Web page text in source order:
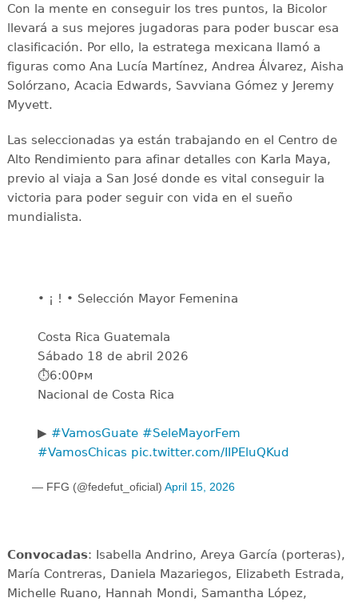
Con la mente en conseguir los tres puntos, la Bicolor
llevará a sus mejores jugadoras para poder buscar esa
clasificación. Por ello, la estratega mexicana llamó a
figuras como Ana Lucía Martínez, Andrea Álvarez, Aisha
Solórzano, Acacia Edwards, Savviana Gómez y Jeremy
Myvett.
Las seleccionadas ya están trabajando en el Centro de
Alto Rendimiento para afinar detalles con Karla Maya,
previo al viaja a San José donde es vital conseguir la
victoria para poder seguir con vida en el sueño
mundialista.
• ¡ ! • Selección Mayor Femenina
Costa Rica Guatemala
️Sábado 18 de abril 2026
⏱️6:00ᴘᴍ
️Nacional de Costa Rica
▶️ #VamosGuate #SeleMayorFem
#VamosChicas pic.twitter.com/IIPEluQKud
— FFG (@fedefut_oficial) April 15, 2026
Convocadas: Isabella Andrino, Areya García (porteras),
María Contreras, Daniela Mazariegos, Elizabeth Estrada,
Michelle Ruano, Hannah Mondi, Samantha López,